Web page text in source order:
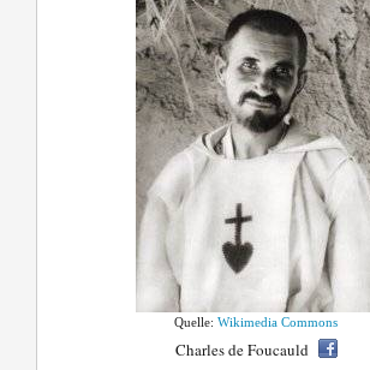
Quelle:Wikimedia Commons
Charles de Foucauld